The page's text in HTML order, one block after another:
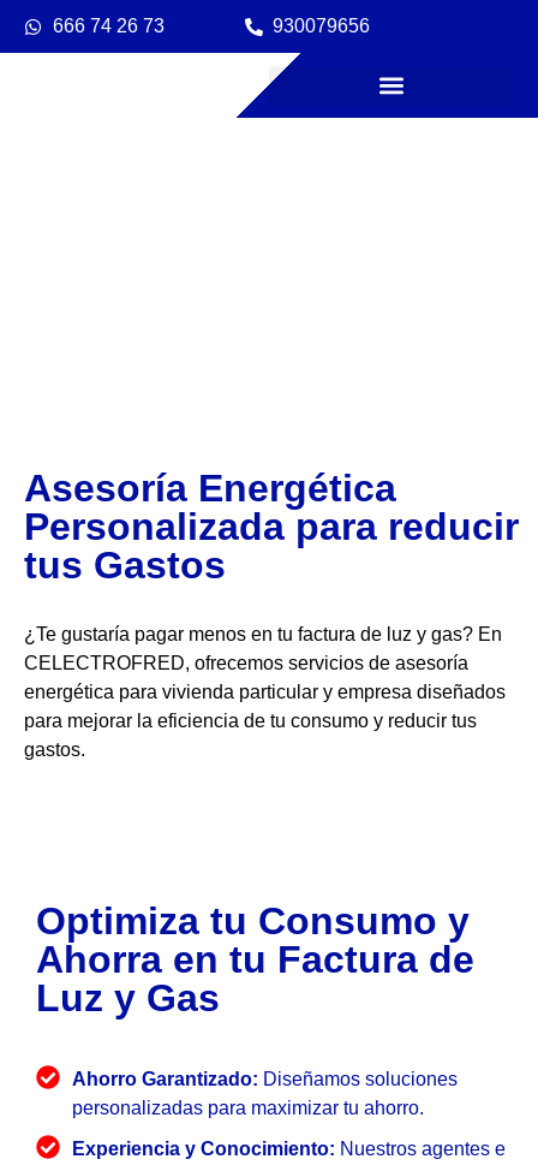
666 74 26 73 930079656
Asesoría Energética
Personalizada para reducir
tus Gastos
¿Te gustaría pagar menos en tu factura de luz y gas? En
CELECTROFRED, ofrecemos servicios de asesoría
energética para vivienda particular y empresa diseñados
para mejorar la eficiencia de tu consumo y reducir tus
gastos.
Optimiza tu Consumo y
Ahorra en tu Factura de
Luz y Gas
Ahorro Garantizado: Diseñamos soluciones
personalizadas para maximizar tu ahorro.
Experiencia y Conocimiento: Nuestros agentes e